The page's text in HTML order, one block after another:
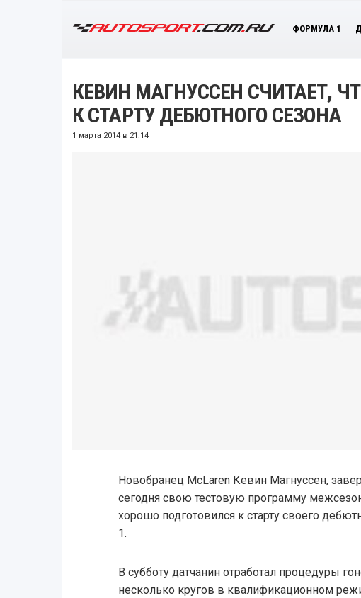
ФОРМУЛА 1
КЕВИН МАГНУССЕН СЧИТАЕТ,
К СТАРТУ ДЕБЮТНОГО СЕЗОНА
1 марта 2014 в 21:14
Новобранец McLaren Кевин Магнуссен,
сегодня свою тестовую программу
хорошо подготовился к старту своего
1.
В субботу датчанин отработал процедуры
несколько кругов в квалификационном